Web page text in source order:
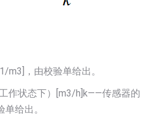
，由校验单给出。
作状态下）[m3/h]k——传感器的
给出。